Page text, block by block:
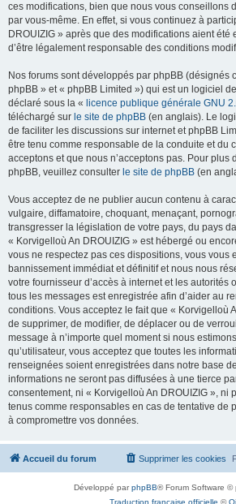
ces modifications, bien que nous vous conseillons
par vous-même. En effet, si vous continuez à
DROUIZIG » après que des modifications aient été
d’être légalement responsable des conditions
Nos forums sont développés par phpBB (désignés
phpBB » et « phpBB Limited ») qui est un logiciel
déclaré sous la « licence publique générale GNU
téléchargé sur le site de phpBB (en anglais). Le
de faciliter les discussions sur internet et phpBB
être tenu comme responsable de la conduite et du
acceptons et que nous n’acceptons pas. Pour plus
phpBB, veuillez consulter le site de phpBB (en
Vous acceptez de ne publier aucun contenu à
vulgaire, diffamatoire, choquant, menaçant,
transgresser la législation de votre pays, du pays
« Korvigelloù An DROUIZIG » est hébergé ou
vous ne respectez pas ces dispositions, vous vous
bannissement immédiat et définitif et nous nous
votre fournisseur d’accès à internet et les autorités
tous les messages est enregistrée afin d’aider au
conditions. Vous acceptez le fait que « Korvigelloù
de supprimer, de modifier, de déplacer ou de
message à n’importe quel moment si nous
qu’utilisateur, vous acceptez que toutes les
renseignées soient enregistrées dans notre base
informations ne seront pas diffusées à une tierce
consentement, ni « Korvigelloù An DROUIZIG », ni
tenus comme responsables en cas de tentative de
à compromettre vos données.
Accueil du forum Supprimer les cookies
Développé parphpBB® Forum Software ©
Traduction française officielle ©